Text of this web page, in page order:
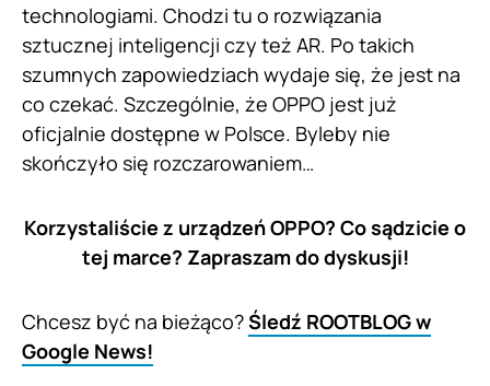
technologiami. Chodzi tu o rozwiązania
sztucznej inteligencji czy też AR. Po takich
szumnych zapowiedziach wydaje się, że jest na
co czekać. Szczególnie, że OPPO jest już
oficjalnie dostępne w Polsce. Byleby nie
skończyło się rozczarowaniem…
Korzystaliście z urządzeń OPPO? Co sądzicie o
tej marce? Zapraszam do dyskusji!
Chcesz być na bieżąco?Śledź ROOTBLOG w
Google News!